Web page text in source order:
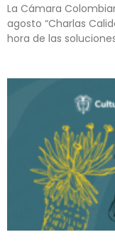
La Cámara
agosto “Charlas
hora de las